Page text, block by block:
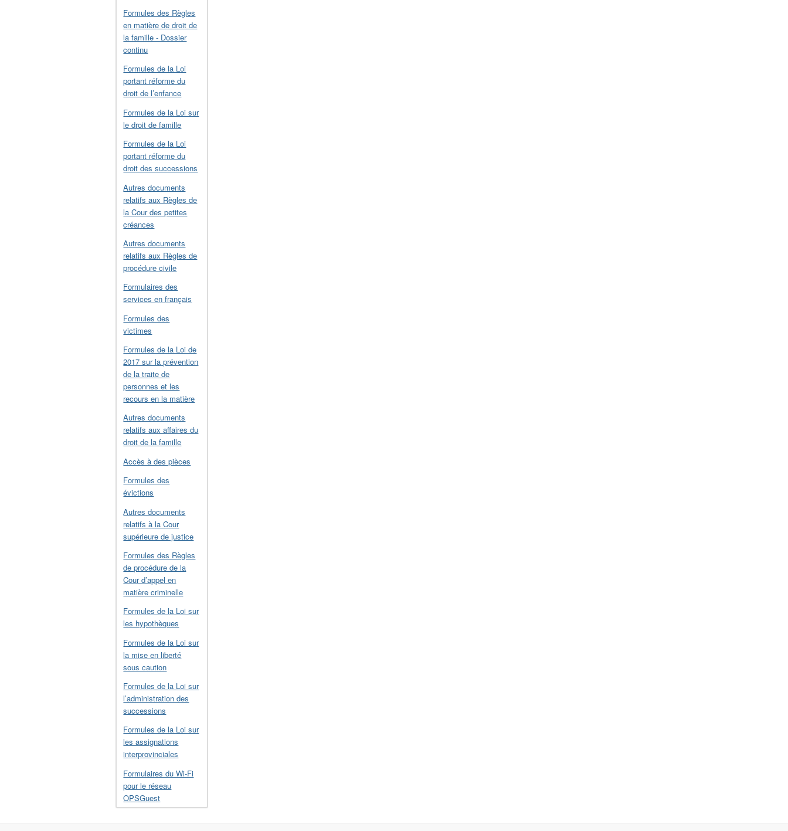
Formules des Règles
en matière de droit de
la famille - Dossier
continu
Formules de la Loi
portant réforme du
droit de l’enfance
Formules de la Loi sur
le droit de famille
Formules de la Loi
portant réforme du
droit des successions
Autres documents
relatifs aux Règles de
la Cour des petites
créances
Autres documents
relatifs aux Règles de
procédure civile
Formulaires des
services en français
Formules des
victimes
Formules de la Loi de
2017 sur la prévention
de la traite de
personnes et les
recours en la matière
Autres documents
relatifs aux affaires du
droit de la famille
Accès à des pièces
Formules des
évictions
Autres documents
relatifs à la Cour
supérieure de justice
Formules des Règles
de procédure de la
Cour d’appel en
matière criminelle
Formules de la Loi sur
les hypothèques
Formules de la Loi sur
la mise en liberté
sous caution
Formules de la Loi sur
l’administration des
successions
Formules de la Loi sur
les assignations
interprovinciales
Formulaires du Wi-Fi
pour le réseau
OPSGuest